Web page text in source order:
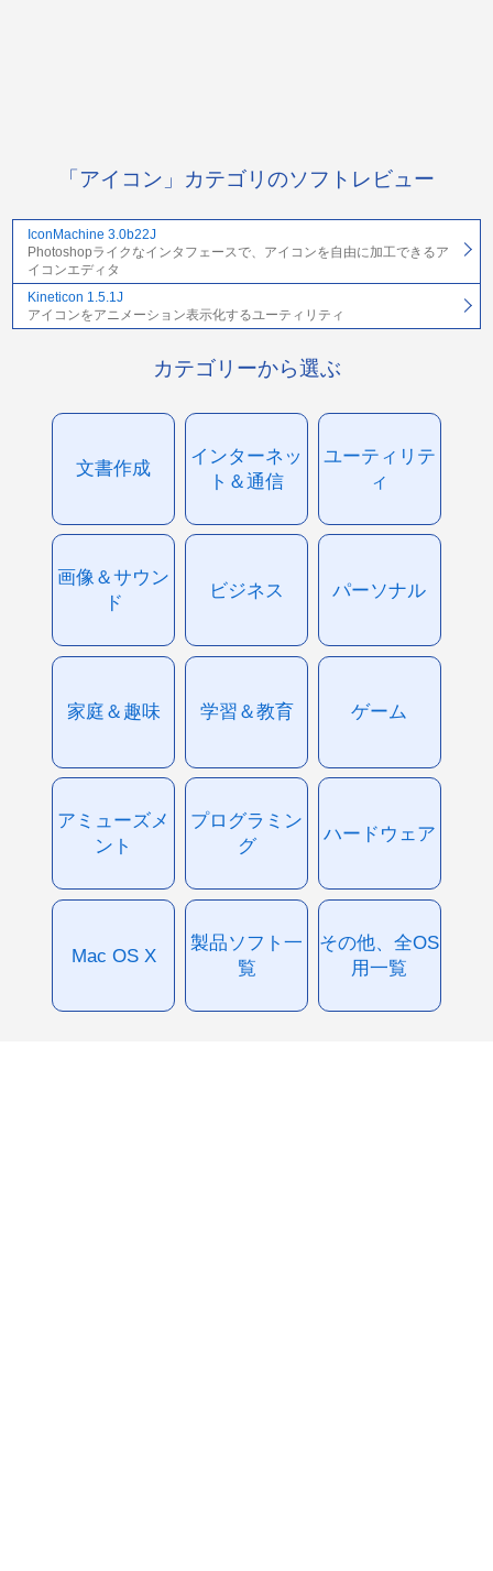
「アイコン」カテゴリのソフトレビュー
IconMachine 3.0b22J
Photoshopライクなインタフェースで、アイコンを自由に加工できるア
イコンエディタ
Kineticon 1.5.1J
アイコンをアニメーション表示化するユーティリティ
カテゴリーから選ぶ
文書作成
インターネッ
ト＆通信
ユーティリテ
ィ
画像＆サウン
ド
ビジネス パーソナル
家庭＆趣味 学習＆教育 ゲーム
アミューズメ
ント
プログラミン
グ
ハードウェア
Mac OS X
製品ソフト一
覧
その他、全OS
用一覧